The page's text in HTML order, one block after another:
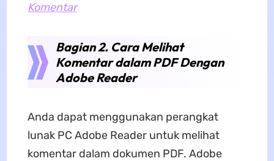
Komentar
Bagian 2. Cara Melihat
Komentar dalam PDF Dengan
Adobe Reader
Anda dapat menggunakan perangkat
lunak PC Adobe Reader untuk melihat
komentar dalam dokumen PDF. Adobe